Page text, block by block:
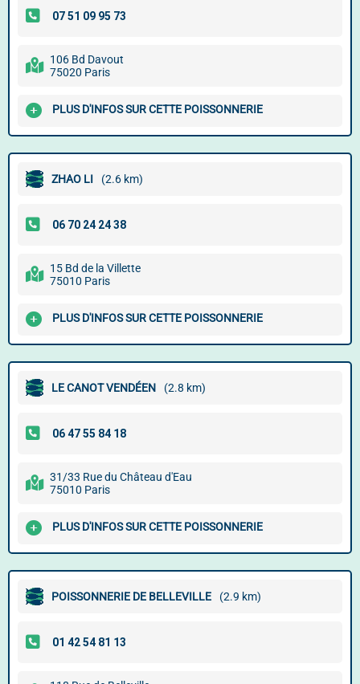
106 Bd Davout
75020 Paris
PLUS D'INFOS SUR CETTE POISSONNERIE
ZHAO LI (2.6 km)
15 Bd de la Villette
75010 Paris
PLUS D'INFOS SUR CETTE POISSONNERIE
LE CANOT VENDÉEN (2.8 km)
31/33 Rue du Château d'Eau
75010 Paris
PLUS D'INFOS SUR CETTE POISSONNERIE
POISSONNERIE DE BELLEVILLE (2.9 km)